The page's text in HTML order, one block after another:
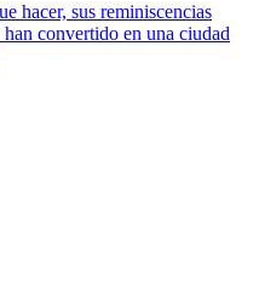
hacer, sus reminiscencias
convertido en una ciudad